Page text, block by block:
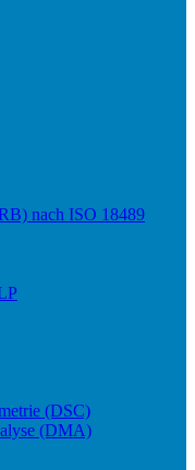
nach ISO 18489
(DSC)
(DMA)